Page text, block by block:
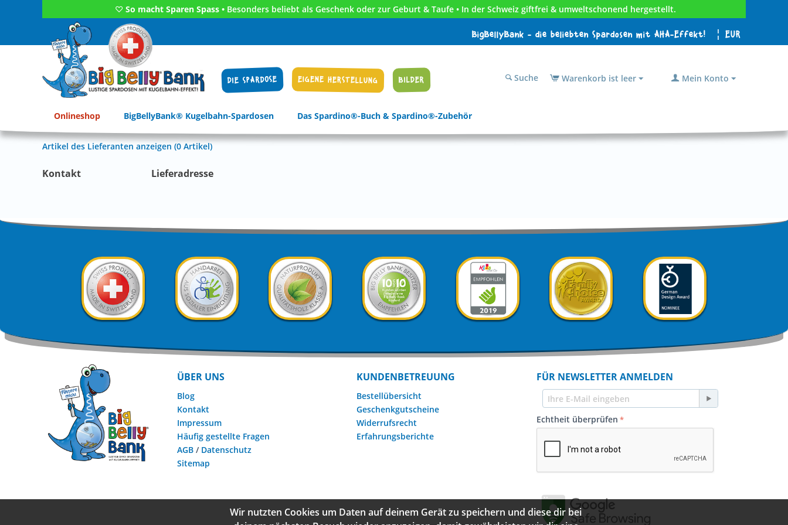
♡ So macht Sparen Spass • Besonders beliebt als Geschenk oder zur Geburt & Taufe • In der Schweiz giftfrei & umweltschonend hergestellt.
BigBellyBank - die beliebten Spardosen mit AHA-Effekt! ¦ EUR
DIE SPARDOSE EIGENE HERSTELLUNG BILDER Mein Konto
Warenkorb ist leer
Suche
Onlineshop BigBellyBank® Kugelbahn-Spardosen Das Spardino®-Buch & Spardino®-Zubehör
Artikel des Lieferanten anzeigen (0 Artikel)
Kontakt Lieferadresse
ÜBER UNS
Blog
Kontakt
Impressum
Häufig gestellte Fragen
AGB/ Datenschutz
Sitemap
KUNDENBETREUUNG
Bestellübersicht
Geschenkgutscheine
Widerrufsrecht
Erfahrungsberichte
FÜR NEWSLETTER ANMELDEN
Echtheit überprüfen
Wir nutzten Cookies um Daten auf deinem Gerät zu speichern und diese dir bei